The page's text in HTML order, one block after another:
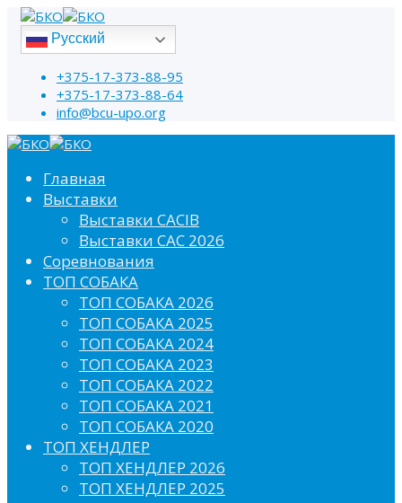
Русский
+375-17-373-88-95
+375-17-373-88-64
info@bcu-upo.org
Главная
Выставки
Выставки CACIB
Выставки САС 2026
Соревнования
ТОП СОБАКА
ТОП СОБАКА 2026
ТОП СОБАКА 2025
ТОП СОБАКА 2024
ТОП СОБАКА 2023
ТОП СОБАКА 2022
ТОП СОБАКА 2021
ТОП СОБАКА 2020
ТОП ХЕНДЛЕР
ТОП ХЕНДЛЕР 2026
ТОП ХЕНДЛЕР 2025